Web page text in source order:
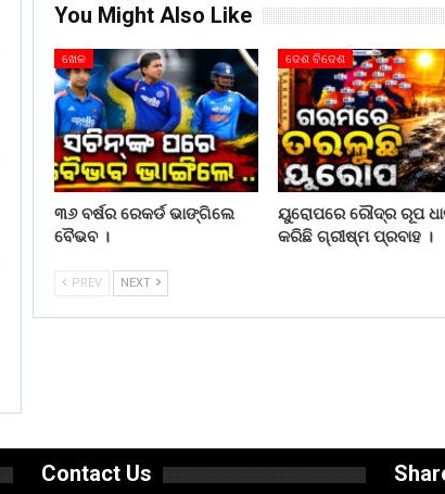
You Might Also Like
ଖେଳ
୩୬ ବର୍ଷର ରେକର୍ଡ ଭାଙ୍ଗିଲେ
ବୈଭବ ।
ଦେଶ ବିଦେଶ
ୟୁରୋପରେ ରୌଦ୍ର ରୂପ
କରିଛି ଗ୍ରୀଷ୍ମ ପ୍ରବାହ ।
PREV NEXT
Contact Us